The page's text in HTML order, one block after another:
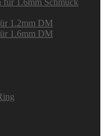
für 1.6mm Schmuck
1.2mm DM
1.6mm DM